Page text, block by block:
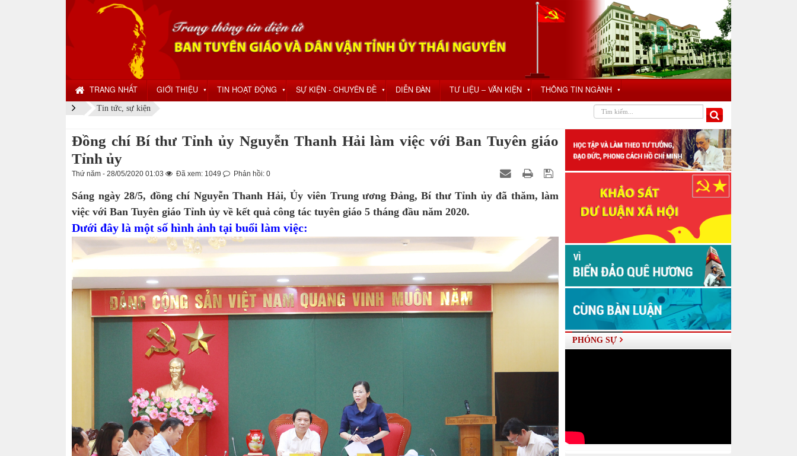
TRANG NHẤT GIỚI THIỆU ▼ TIN HOẠT ĐỘNG ▼ SỰ KIỆN - CHUYÊN ĐỀ ▼ DIỄN ĐÀN TƯ LIỆU – VĂN KIỆN ▼ THÔNG TIN NGÀNH ▼
Tin tức, sự kiện
Đồng chí Bí thư Tỉnh ủy Nguyễn Thanh Hải làm việc với Ban Tuyên giáo
Tỉnh ủy
Thứ năm - 28/05/2020 01:03 Đã xem: 1049 Phản hồi: 0
Sáng ngày 28/5, đồng chí Nguyễn Thanh Hải, Ủy viên Trung ương Đảng, Bí thư Tỉnh ủy đã thăm, làm
việc với Ban Tuyên giáo Tỉnh ủy về kết quả công tác tuyên giáo 5 tháng đầu năm 2020.
Dưới đây là một số hình ảnh tại buổi làm việc:
PHÓNG SỰ